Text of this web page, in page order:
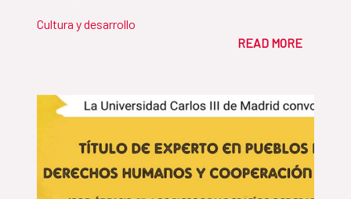
Cultura y desarrollo
READ MORE